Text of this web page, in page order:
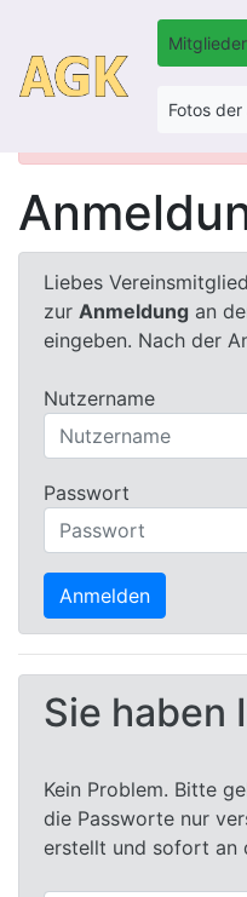
Fotos
Liebes
zur Anmeldung an
eingeben. Nach der
Nutzername
Passwort
Sie haben
Kein Problem. Bitte
die Passworte nur
erstellt und sofort an